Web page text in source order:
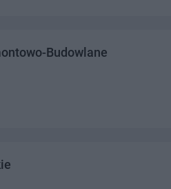
Budowlane